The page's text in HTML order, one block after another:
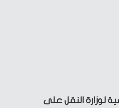
لوزارة النقل على